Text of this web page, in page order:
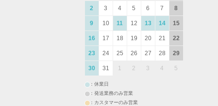
2 3 4 5 6 7 8
9 10 11 12 13 14 15
16 17 18 19 20 21 22
23 24 25 26 27 28 29
30 31 1 2 3 4 5
：休業日
：発送業務のみ営業
：カスタマーのみ営業